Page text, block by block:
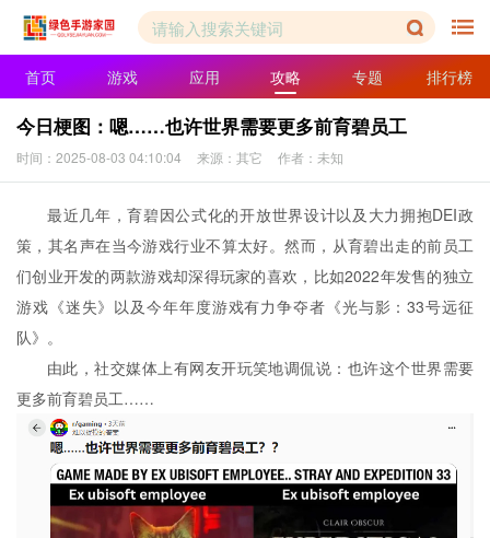
首页 游戏 应用 攻略 专题 排行榜
今日梗图：嗯……也许世界需要更多前育碧员工
时间：2025-08-03 04:10:04 来源：其它 作者：未知
最近几年，育碧因公式化的开放世界设计以及大力拥抱DEI政
策，其名声在当今游戏行业不算太好。然而，从育碧出走的前员工
们创业开发的两款游戏却深得玩家的喜欢，比如2022年发售的独立
游戏《迷失》以及今年年度游戏有力争夺者《光与影：33号远征
队》。
由此，社交媒体上有网友开玩笑地调侃说：也许这个世界需要
更多前育碧员工……